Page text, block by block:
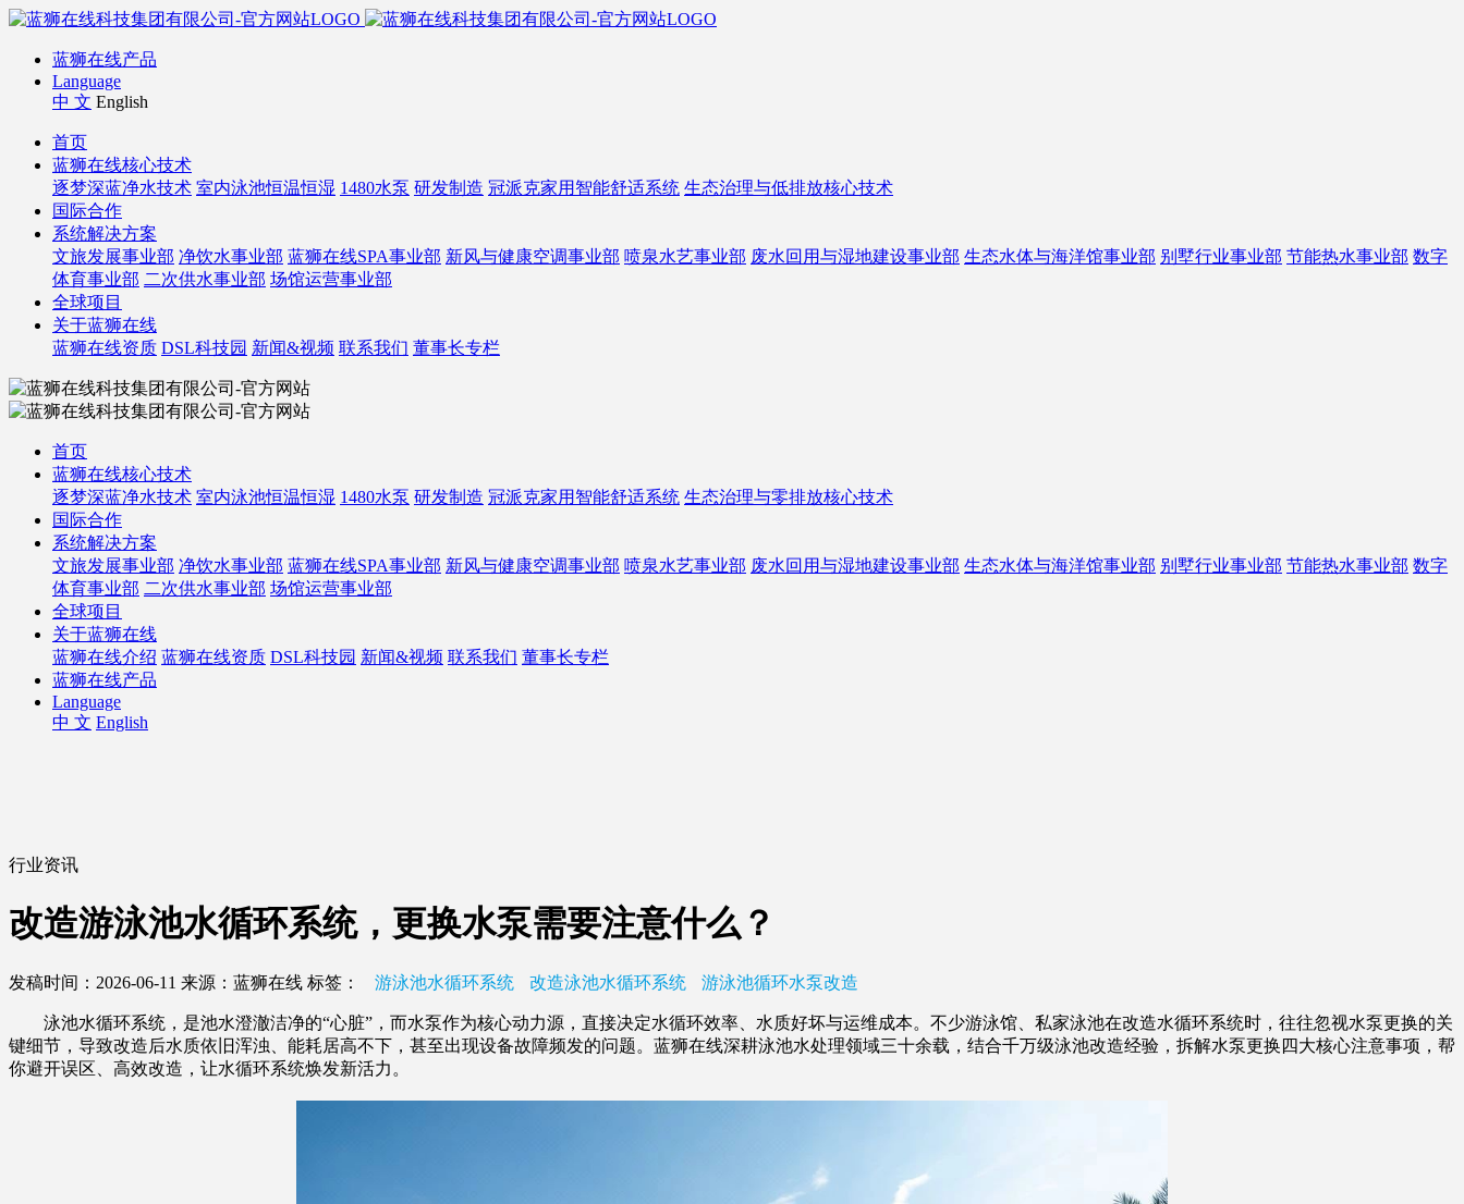
蓝狮在线产品
Language
中 文 English
首页
蓝狮在线核心技术
逐梦深蓝净水技术 室内泳池恒温恒湿 1480水泵 研发制造 冠派克家用智能舒适系统 生态治理与低排放核心技术
国际合作
系统解决方案
文旅发展事业部 净饮水事业部 蓝狮在线SPA事业部 新风与健康空调事业部 喷泉水艺事业部 废水回用与湿地建设事业部 生态水体与海洋馆事业部 别墅行业事业部 节能热水事业部 数字
体育事业部 二次供水事业部 场馆运营事业部
全球项目
关于蓝狮在线
蓝狮在线资质 DSL科技园 新闻&视频 联系我们 董事长专栏
首页
蓝狮在线核心技术
逐梦深蓝净水技术 室内泳池恒温恒湿 1480水泵 研发制造 冠派克家用智能舒适系统 生态治理与零排放核心技术
国际合作
系统解决方案
文旅发展事业部 净饮水事业部 蓝狮在线SPA事业部 新风与健康空调事业部 喷泉水艺事业部 废水回用与湿地建设事业部 生态水体与海洋馆事业部 别墅行业事业部 节能热水事业部 数字
体育事业部 二次供水事业部 场馆运营事业部
全球项目
关于蓝狮在线
蓝狮在线介绍 蓝狮在线资质 DSL科技园 新闻&视频 联系我们 董事长专栏
蓝狮在线产品
Language
中 文 English
行业资讯
改造游泳池水循环系统，更换水泵需要注意什么？
发稿时间：2026-06-11 来源：蓝狮在线 标签： 游泳池水循环系统 改造泳池水循环系统 游泳池循环水泵改造
泳池水循环系统，是池水澄澈洁净的“心脏”，而水泵作为核心动力源，直接决定水循环效率、水质好坏与运维成本。不少游泳馆、私家泳池在改造水循环系统时，往往忽视水泵更换的关
键细节，导致改造后水质依旧浑浊、能耗居高不下，甚至出现设备故障频发的问题。蓝狮在线深耕泳池水处理领域三十余载，结合千万级泳池改造经验，拆解水泵更换四大核心注意事项，帮
你避开误区、高效改造，让水循环系统焕发新活力。